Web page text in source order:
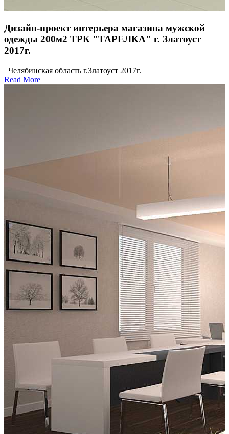
Дизайн-проект интерьера магазина мужской
одежды 200м2 ТРК "ТАРЕЛКА" г. Златоуст
2017г.
Челябинская область г.Златоуст 2017г.
Read More